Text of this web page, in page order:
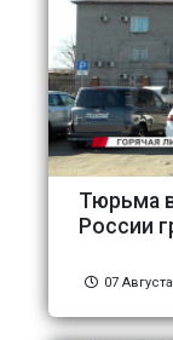
Тюрьма
России
07